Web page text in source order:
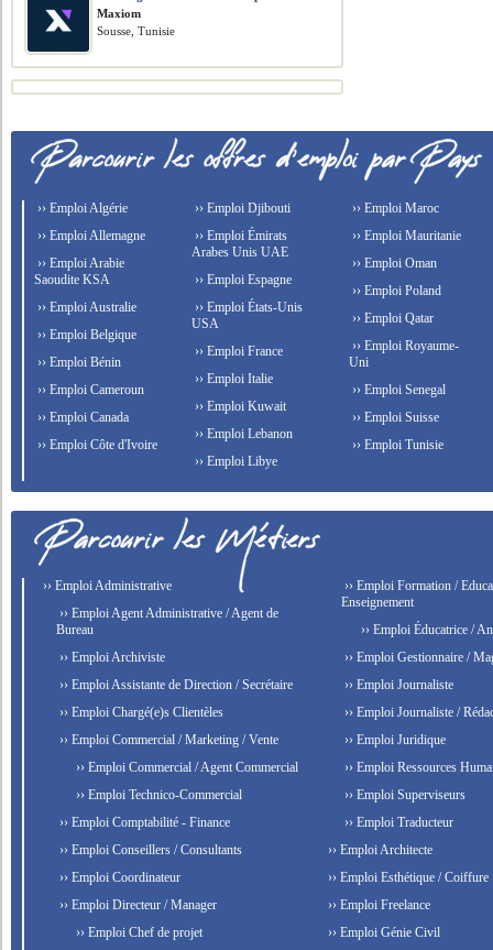
Maxiom
Sousse, Tunisie
›› Emploi Algérie
›› Emploi Allemagne
›› Emploi Arabie
Saoudite KSA
›› Emploi Australie
›› Emploi Belgique
›› Emploi Bénin
›› Emploi Cameroun
›› Emploi Canada
›› Emploi Côte d'Ivoire
›› Emploi Djibouti
›› Emploi Émirats
Arabes Unis UAE
›› Emploi Espagne
›› Emploi États-Unis
USA
›› Emploi France
›› Emploi Italie
›› Emploi Kuwait
›› Emploi Lebanon
›› Emploi Libye
›› Emploi Maroc
›› Emploi Mauritanie
›› Emploi Oman
›› Emploi Poland
›› Emploi Qatar
›› Emploi Royaume-
Uni
›› Emploi Senegal
›› Emploi Suisse
›› Emploi Tunisie
›› Emploi Administrative
›› Emploi Agent Administrative / Agent de
Bureau
›› Emploi Archiviste
›› Emploi Assistante de Direction / Secrétaire
›› Emploi Chargé(e)s Clientèles
›› Emploi Commercial / Marketing / Vente
›› Emploi Commercial / Agent Commercial
›› Emploi Technico-Commercial
›› Emploi Comptabilité - Finance
›› Emploi Conseillers / Consultants
›› Emploi Coordinateur
›› Emploi Directeur / Manager
›› Emploi Chef de projet
›› Emploi Formation /
Enseignement
›› Emploi Éducatrice /
›› Emploi Gestionnaire /
›› Emploi Journaliste
›› Emploi Journaliste /
›› Emploi Juridique
›› Emploi Ressources
›› Emploi Superviseurs
›› Emploi Traducteur
›› Emploi Architecte
›› Emploi Esthétique / Coiffure
›› Emploi Freelance
›› Emploi Génie Civil